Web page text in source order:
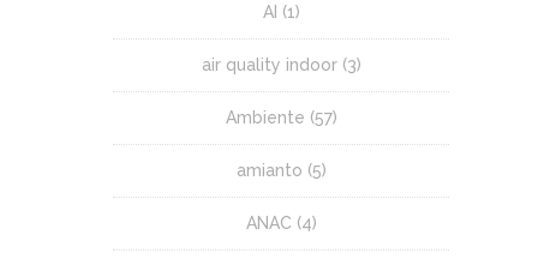
AI (1)
air quality indoor(3)
Ambiente (57)
amianto (5)
ANAC (4)